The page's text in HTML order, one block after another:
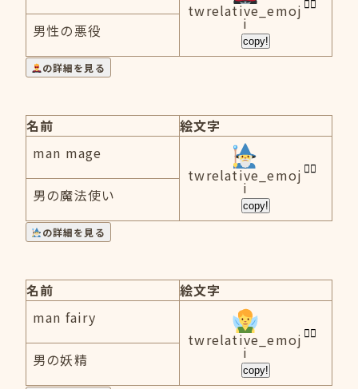
twrelative_emoj
i
copy!
男性の悪役
の詳細を見る
名前
絵文字
man mage
twrelative_emoj
i
copy!
男の魔法使い
の詳細を見る
名前
絵文字
man fairy
twrelative_emoj
i
copy!
男の妖精